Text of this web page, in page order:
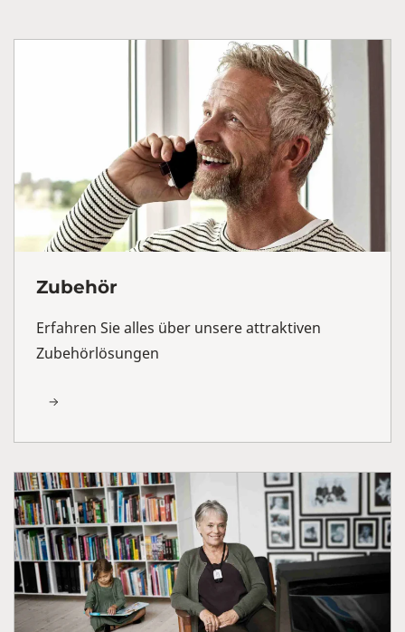
Zubehör
Erfahren Sie alles über unsere attraktiven
Zubehörlösungen